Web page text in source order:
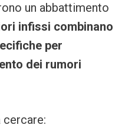
un abbattimento
infissi combinano
per
dei rumori